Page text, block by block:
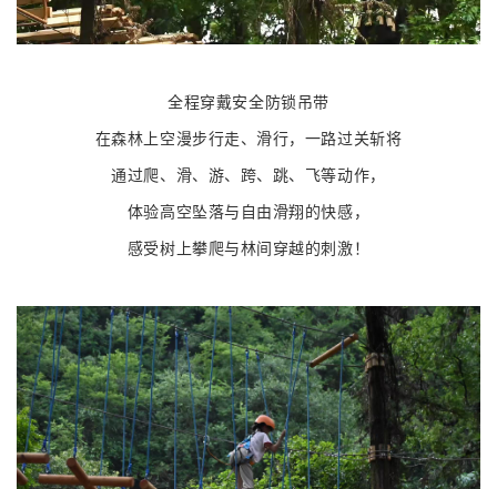
全程穿戴安全防锁吊带
在森林上空漫步行走、滑行， 一路过关斩将
通过爬、滑、游、跨、跳、飞等动作，
体验高空坠落与自由滑翔的快感，
感受树上攀爬与林间穿越的刺激！